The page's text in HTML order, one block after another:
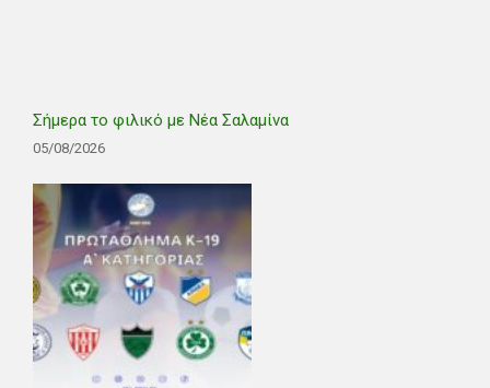
Σήμερα το φιλικό με Νέα Σαλαμίνα
05/08/2026